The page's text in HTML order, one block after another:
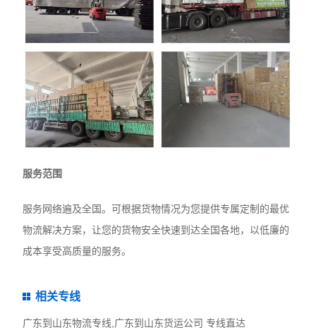
服务范围
服务网络遍及全国。可根据货物情况为您提供专属定制的最优
物流解决方案，让您的货物安全快速到达全国各地，以低廉的
成本享受高质量的服务。
相关专线
广东到山东物流专线,广东到山东货运公司 专线直达